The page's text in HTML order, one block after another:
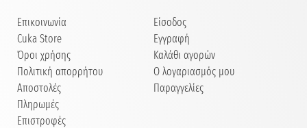
Επικοινωνία
Cuka Store
Όροι χρήσης
Πολιτική απορρήτου
Αποστολές
Πληρωμές
Επιστροφές
Είσοδος
Εγγραφή
Καλάθι αγορών
Ο λογαριασμός μου
Παραγγελίες